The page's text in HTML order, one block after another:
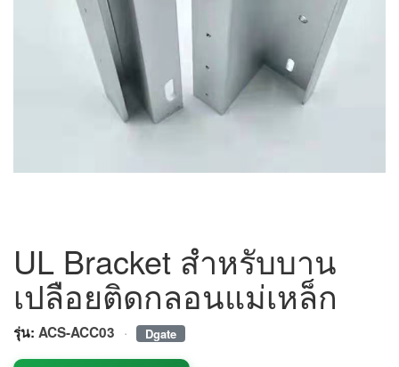
UL Bracket สำหรับบาน
เปลือยติดกลอนแม่เหล็ก
รุ่น: ACS-ACC03 · Dgate